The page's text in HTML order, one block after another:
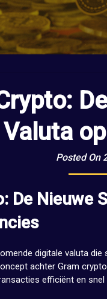
Valuta
Posted On
De Nieuwe
digitale valuta
achter Gram
efficiënt en snel